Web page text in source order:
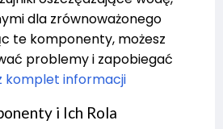
dla zrównoważonego
te komponenty, możesz
problemy i zapobiegać
komplet informacji
i Ich Rola